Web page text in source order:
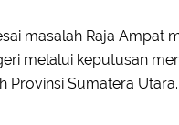
masalah Raja Ampat
melalui keputusan
Provinsi Sumatera Utara.